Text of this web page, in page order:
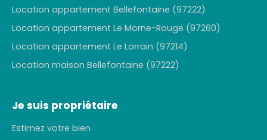
Location appartement Bellefontaine (97222)
Location appartement Le Morne-Rouge (97260)
Location appartement Le Lorrain (97214)
Location maison Bellefontaine (97222)
Je suis propriétaire
Estimez votre bien